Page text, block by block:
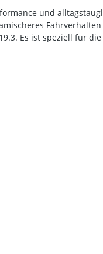
und
Es ist speziell für